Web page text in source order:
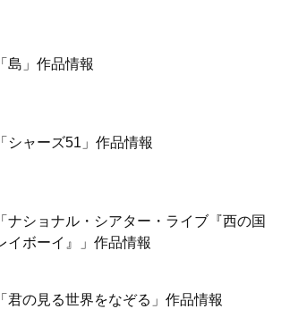
島」作品情報
シャーズ51」作品情報
ナショナル・シアター・ライブ『西の国
イボーイ』」作品情報
君の見る世界をなぞる」作品情報